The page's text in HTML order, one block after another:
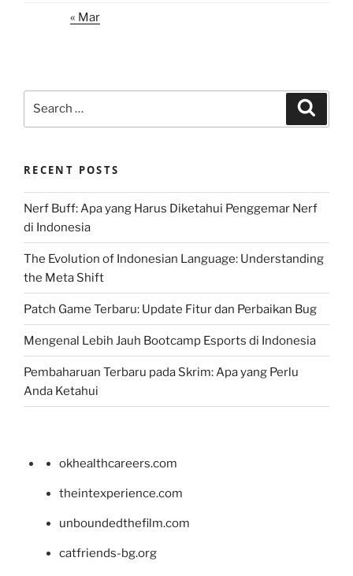
« Mar
RECENT POSTS
Nerf Buff: Apa yang Harus Diketahui Penggemar Nerf
di Indonesia
The Evolution of Indonesian Language: Understanding
the Meta Shift
Patch Game Terbaru: Update Fitur dan Perbaikan Bug
Mengenal Lebih Jauh Bootcamp Esports di Indonesia
Pembaharuan Terbaru pada Skrim: Apa yang Perlu
Anda Ketahui
okhealthcareers.com
theintexperience.com
unboundedthefilm.com
catfriends-bg.org